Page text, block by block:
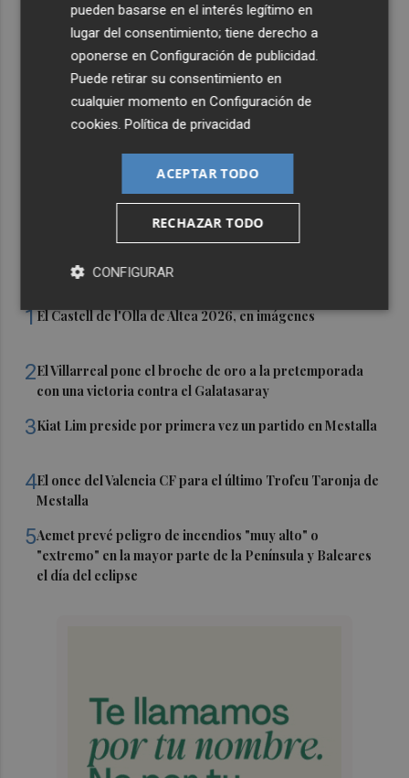
Últimas Noticias
1El Castell de l'Olla de Altea 2026, en imágenes
2El Villarreal pone el broche de oro a la pretemporada
con una victoria contra el Galatasaray
3Kiat Lim preside por primera vez un partido en Mestalla
4El once del Valencia CF para el último Trofeu Taronja de
Mestalla
5Aemet prevé peligro de incendios "muy alto" o
"extremo" en la mayor parte de la Península y Baleares
el día del eclipse
pueden basarse en el interés legítimo en
lugar del consentimiento; tiene derecho a
oponerse enConfiguración de publicidad
Puede retirar su consentimiento en
cualquier momento enConfiguración de
cookies .Política de privacidad
ACEPTAR TODO
RECHAZAR TODO
CONFIGURAR